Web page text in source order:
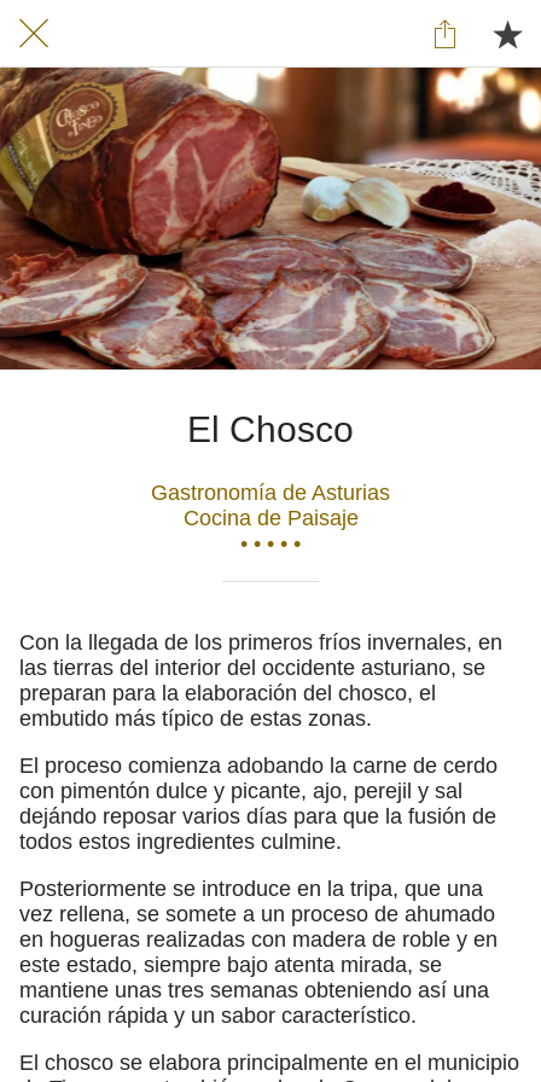
El Chosco
Gastronomía de Asturias
Cocina de Paisaje
• • • • •
Con la llegada de los primeros fríos invernales, en
las tierras del interior del occidente asturiano, se
preparan para la elaboración del chosco, el
embutido más típico de estas zonas.
El proceso comienza adobando la carne de cerdo
con pimentón dulce y picante, ajo, perejil y sal
dejándo reposar varios días para que la fusión de
todos estos ingredientes culmine.
Posteriormente se introduce en la tripa, que una
vez rellena, se somete a un proceso de ahumado
en hogueras realizadas con madera de roble y en
este estado, siempre bajo atenta mirada, se
mantiene unas tres semanas obteniendo así una
curación rápida y un sabor característico.
El chosco se elabora principalmente en el municipio